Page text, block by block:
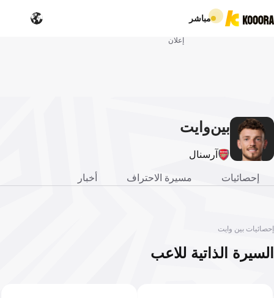
مباشر
إعلان
بينوايت
آرسنال
إحصائيات مسيرة الاحتراف أخبار
إحصائيات بين وايت
السيرة الذاتية للاعب